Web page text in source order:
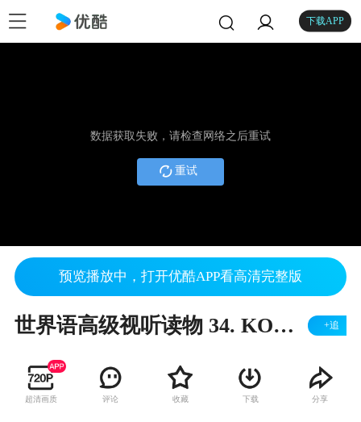
下载APP
数据获取失败，请检查网络之后重试
重试
预览播放中，打开优酷APP看高清完整版
世界语高级视听读物 34. KORTUNIDO ANKORAŬ NE FLUGPOVA +追
超清画质 评论 收藏 下载 分享